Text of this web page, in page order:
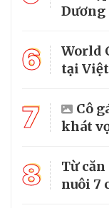
Dương
6
World
tại
7
Cô
khát
8
Từ
nuôi 7